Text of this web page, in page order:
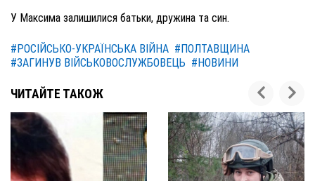
У Максима залишилися батьки, дружина та син.
#РОСІЙСЬКО-УКРАЇНСЬКА ВІЙНА #ПОЛТАВЩИНА
#ЗАГИНУВ ВІЙСЬКОВОСЛУЖБОВЕЦЬ #НОВИНИ
ЧИТАЙТЕ ТАКОЖ